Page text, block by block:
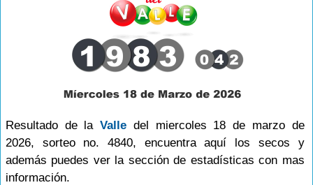
Resultado de laValle del miercoles 18 de marzo de
2026, sorteo no. 4840, encuentra aquí los secos y
además puedes ver la sección de estadísticas con mas
información.